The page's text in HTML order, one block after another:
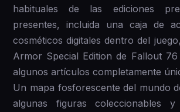
habituales de las ediciones
presentes, incluida una caja de
cosméticos digitales dentro del
Armor Special Edition de Fallout
algunos artículos completamente
Un mapa fosforescente del mundo
algunas figuras coleccionables